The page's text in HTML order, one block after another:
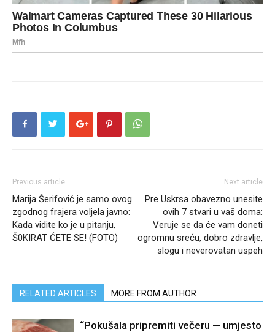
Previous article
Marija Šerifović je samo ovog
zgodnog frajera voljela javno:
Kada vidite ko je u pitanju,
Š0KIRAT ĆETE SE! (FOTO)
Next article
Pre Uskrsa obavezno unesite
ovih 7 stvari u vaš doma:
Veruje se da će vam doneti
ogromnu sreću, dobro zdravlje,
slogu i neverovatan uspeh
RELATED ARTICLES MORE FROM AUTHOR
“Pokušala pripremiti večeru — umjesto